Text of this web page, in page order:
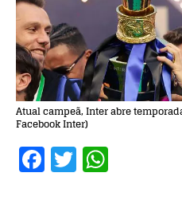
Atual campeã, Inter abre
Facebook Inter)
F
a
T
w